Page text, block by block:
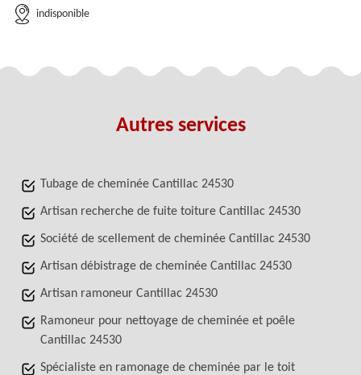
indisponible
Autres services
Tubage de cheminée Cantillac 24530
Artisan recherche de fuite toiture Cantillac 24530
Société de scellement de cheminée Cantillac 24530
Artisan débistrage de cheminée Cantillac 24530
Artisan ramoneur Cantillac 24530
Ramoneur pour nettoyage de cheminée et poêle
Cantillac 24530
Spécialiste en ramonage de cheminée par le toit